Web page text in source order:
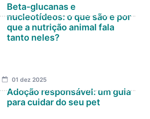
Beta-glucanas e
nucleotídeos: o que são e por
que a nutrição animal fala
tanto neles?
01 dez 2025
Adoção responsável: um guia
para cuidar do seu pet